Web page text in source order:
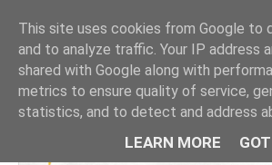
This site uses cookies from Google to
and to analyze traffic. Your IP address
shared with Google along with
metrics to ensure quality of service,
statistics, and to detect and address
LEARN MORE